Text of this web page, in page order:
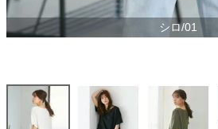
シロ/01